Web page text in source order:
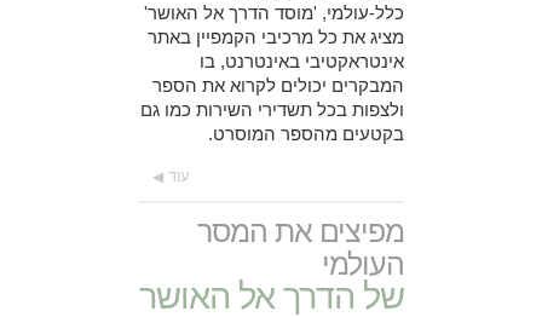
כלל-עולמי, 'מוסד הדרך אל האושר'
מציג את כל מרכיבי הקמפיין באתר
אינטראקטיבי באינטרנט, בו
המבקרים יכולים לקרוא את הספר
ולצפות בכל תשדירי השירות כמו גם
בקטעים מהספר המוסרט.
עוד
מפיצים את המסר
העולמי
של הדרך אל האושר